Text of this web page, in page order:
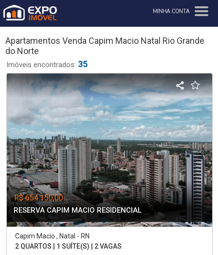
MINHA CONTA
Apartamentos Venda Capim Macio Natal Rio Grande
do Norte
Imóveis encontrados: 35
R$ 654.150,00
RESERVA CAPIM MACIO RESIDENCIAL
Capim Macio , Natal - RN
2 QUARTOS | 1 SUÍTE(S) | 2 VAGAS